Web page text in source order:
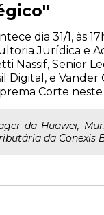
dia 31/1, às
Jurídica e
Nassif, Senior
Digital, e
Corte neste
da Huawei,
da Conexis